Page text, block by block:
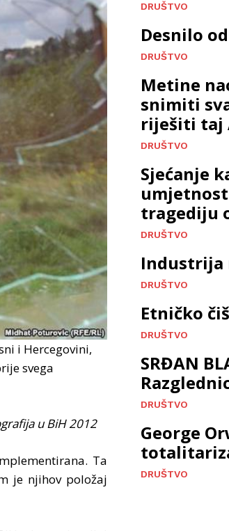
i Hercegovini,
svega
u BiH 2012
Ta
je njihov položaj
DRUŠTVO
Desnilo
DRUŠTVO
Metine
snimiti
riješiti taj
DRUŠTVO
Sjećanje
tragediju
DRUŠTVO
Industrija
DRUŠTVO
Etničko
DRUŠTVO
SRĐAN
DRUŠTVO
George
DRUŠTVO